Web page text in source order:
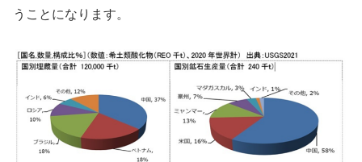
うことになります。